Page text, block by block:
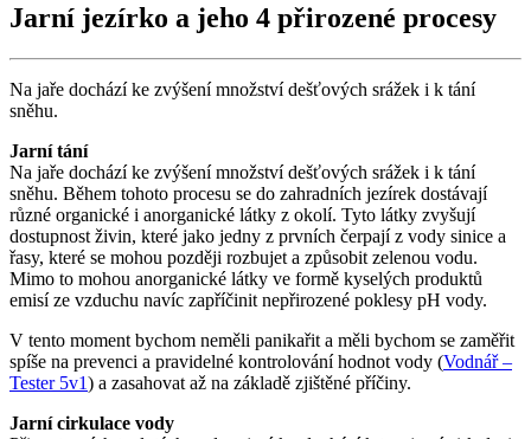
Jarní jezírko a jeho 4 přirozené procesy
Na jaře dochází ke zvýšení množství dešťových srážek i k tání
sněhu.
Jarní tání
Na jaře dochází ke zvýšení množství dešťových srážek i k tání
sněhu. Během tohoto procesu se do zahradních jezírek dostávají
různé organické i anorganické látky z okolí. Tyto látky zvyšují
dostupnost živin, které jako jedny z prvních čerpají z vody sinice a
řasy, které se mohou později rozbujet a způsobit zelenou vodu.
Mimo to mohou anorganické látky ve formě kyselých produktů
emisí ze vzduchu navíc zapříčinit nepřirozené poklesy pH vody.
V tento moment bychom neměli panikařit a měli bychom se zaměřit
spíše na prevenci a pravidelné kontrolování hodnot vody (Vodnář –
Tester 5v1) a zasahovat až na základě zjištěné příčiny.
Jarní cirkulace vody